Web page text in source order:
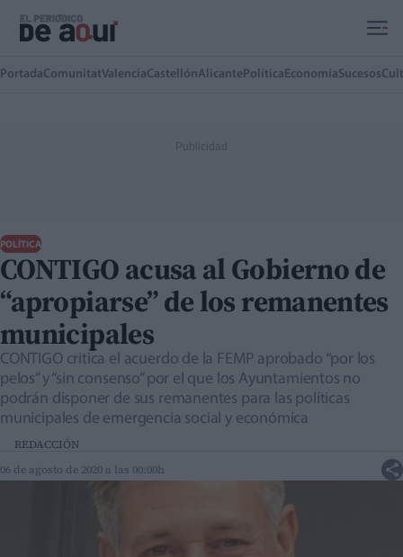
PortadaComunitatValenciaCastellónAlicante Política EconomíaSucesos
POLÍTICA
CONTIGO acusa al Gobierno de
“apropiarse” de los remanentes
municipales
CONTIGO critica el acuerdo de la FEMP aprobado “por los
pelos” y “sin consenso” por el que los Ayuntamientos no
podrán disponer de sus remanentes para las políticas
municipales de emergencia social y económica
REDACCIÓN
06 de agosto de 2020 a las 00:00h